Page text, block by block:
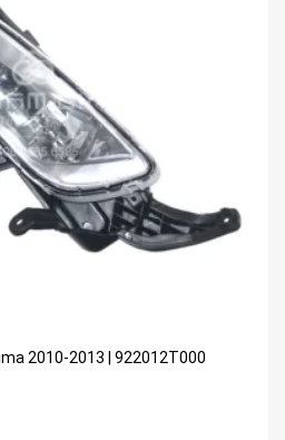
2010-2013 | 922012T000